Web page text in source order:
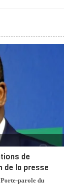
de
de la presse
parole du